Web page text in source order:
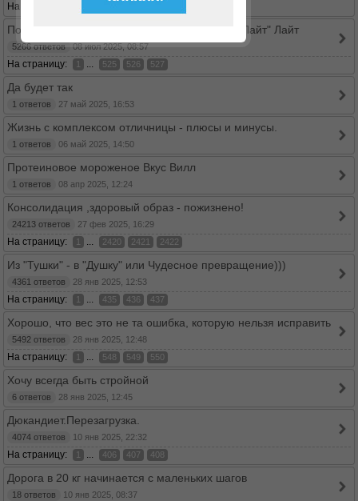
На страницу:
Понедельник начинается в субботу или "Дю Лайт" Лайт
5266 ответов 08 июл 2025, 08:57
На страницу: 1 ... 525 526 527
Да будет так
1 ответов 27 май 2025, 16:53
Жизнь с комплексом отличницы - плюсы и минусы.
1 ответов 06 май 2025, 14:50
Протеиновое мороженое Вкус Вилл
1 ответов 08 апр 2025, 12:24
Консолидация ,здоровый образ - пожизнено!
24213 ответов 27 фев 2025, 16:29
На страницу: 1 ... 2420 2421 2422
Из "Тушки" - в "Душку" или Чудесное превращение)))
4361 ответов 28 янв 2025, 12:53
На страницу: 1 ... 435 436 437
Хорошо, что вес это не та ошибка, которую нельзя исправить
5492 ответов 28 янв 2025, 12:48
На страницу: 1 ... 548 549 550
Хочу всегда быть стройной
6 ответов 28 янв 2025, 12:45
Дюкандиет.Перезагрузка.
4074 ответов 10 янв 2025, 22:32
На страницу: 1 ... 406 407 408
Дорога в 20 кг начинается с маленьких шагов
18 ответов 10 янв 2025, 08:37